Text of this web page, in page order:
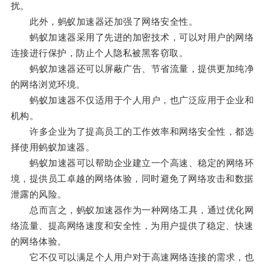
扰。
此外，蚂蚁加速器还加强了网络安全性。
蚂蚁加速器采用了先进的加密技术，可以对用户的网络
连接进行保护，防止个人隐私被黑客窃取。
蚂蚁加速器还可以屏蔽广告、节省流量，提供更加纯净
的网络浏览环境。
蚂蚁加速器不仅适用于个人用户，也广泛应用于企业和
机构。
许多企业为了提高员工的工作效率和网络安全性，都选
择使用蚂蚁加速器。
蚂蚁加速器可以帮助企业建立一个高速、稳定的网络环
境，提供员工卓越的网络体验，同时避免了网络攻击和数据
泄露的风险。
总而言之，蚂蚁加速器作为一种网络工具，通过优化网
络流量、提高网络速度和安全性，为用户提供了稳定、快速
的网络体验。
它不仅可以满足个人用户对于高速网络连接的需求，也